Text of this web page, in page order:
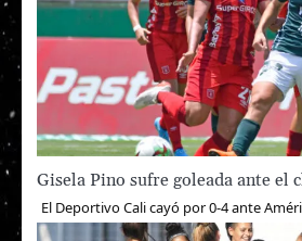
Gisela Pino sufre goleada ante el
El Deportivo Cali cayó por 0-4 ante